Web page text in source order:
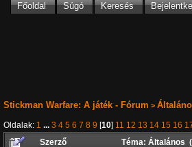
Főoldal Súgó Keresés
Stickman Warfare: A játék - Fórum >
Oldalak: 1 ... 3 4 5 6 7 8 9 [10] 11 12 13 14 15 16
Szerző
Téma: Általános